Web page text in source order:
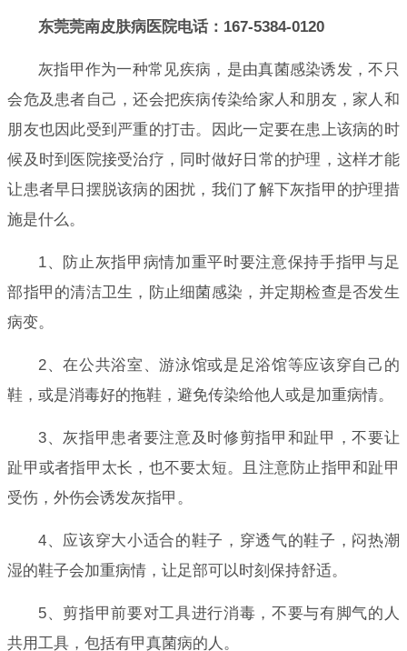
东莞莞南皮肤病医院电话：167-5384-0120
灰指甲作为一种常见疾病，是由真菌感染诱发，不只
会危及患者自己，还会把疾病传染给家人和朋友，家人和
朋友也因此受到严重的打击。因此一定要在患上该病的时
候及时到医院接受治疗，同时做好日常的护理，这样才能
让患者早日摆脱该病的困扰，我们了解下灰指甲的护理措
施是什么。
1、防止灰指甲病情加重平时要注意保持手指甲与足
部指甲的清洁卫生，防止细菌感染，并定期检查是否发生
病变。
2、在公共浴室、游泳馆或是足浴馆等应该穿自己的
鞋，或是消毒好的拖鞋，避免传染给他人或是加重病情。
3、灰指甲患者要注意及时修剪指甲和趾甲，不要让
趾甲或者指甲太长，也不要太短。且注意防止指甲和趾甲
受伤，外伤会诱发灰指甲。
4、应该穿大小适合的鞋子，穿透气的鞋子，闷热潮
湿的鞋子会加重病情，让足部可以时刻保持舒适。
5、剪指甲前要对工具进行消毒，不要与有脚气的人
共用工具，包括有甲真菌病的人。